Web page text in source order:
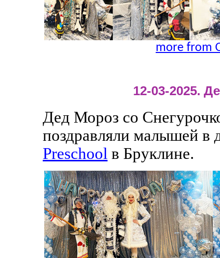
more from
12-03-2025.
Дед Мороз со
поздравляли малышей в
Preschool в Бруклине.